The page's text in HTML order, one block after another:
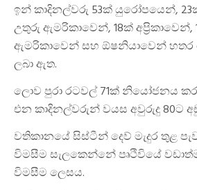
ඉන් කාදිනල්වරු 53ක් යුරෝපයෙන්,
උතුරු ඇමරිකාවෙන්, 18ක්
ඇමරිකාවෙන් සහ ඕෂනියාවෙන් හතර
ලබා ඇත.
ලොව පුරා රටවල් 71ක් නියෝජනය
එන කාදිනල්වරුන් වයස අවුරුදු 80ට
වතිකානයේ සිස්ටීන් දෙව් මැදුර තුළ
විමසීම සැලකෙන්නේ පෘථිවියේ
විමසීම ලෙසය.